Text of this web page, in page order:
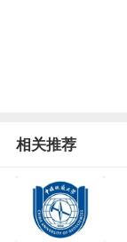
相关推荐